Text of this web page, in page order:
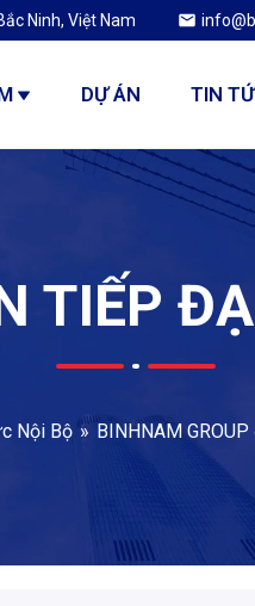
Ninh, Việt Nam
DỰ ÁN TIN
TIẾP
Nội Bộ BINHNAM